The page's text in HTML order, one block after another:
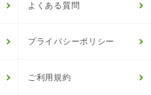
よくある質問
プライバシーポリシー
ご利用規約